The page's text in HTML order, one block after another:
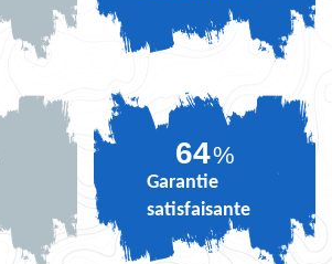
79%
Garantie
satisfaisante